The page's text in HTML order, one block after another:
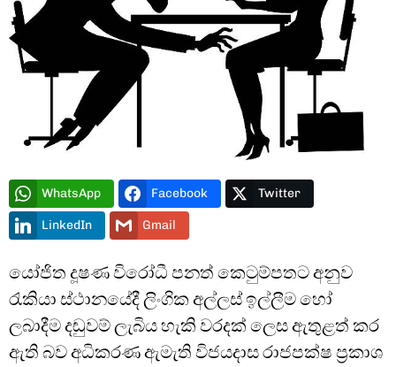
Type and hit enter
WhatsApp Facebook Twitter
LinkedIn Gmail
යෝජිත දූෂණ විරෝධී පනත් කෙටුම්පතට අනුව
රැකියා ස්ථානයේදී ලිංගික අල්ලස් ඉල්ලීම හෝ
ලබාදීම දඬුවම් ලැබිය හැකි වරදක් ලෙස ඇතුළත් කර
ඇති බව අධිකරණ ඇමැති විජයදාස රාජපක්ෂ ප්‍රකාශ